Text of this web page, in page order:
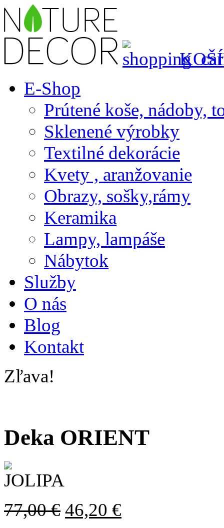
E-Shop
Prútené koše, nádoby,
Sklenené výrobky
Textilné dekorácie
Kvety , aranžovanie
Obrazy, sošky,rámy
Keramika
Lampy, lampáše
Nábytok
Služby
O nás
Blog
Kontakt
Zľava!
Deka ORIENT
77,00€ 46,20 €